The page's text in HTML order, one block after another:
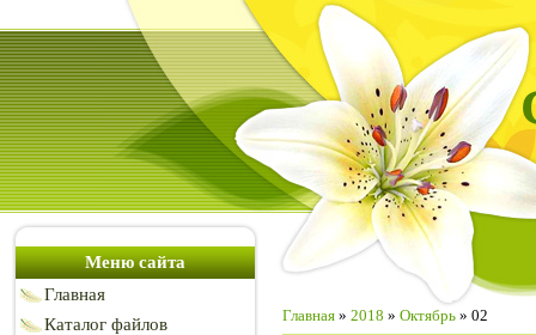
Меню сайта
Главная
Каталог файлов
Главная » 2018 » Октябрь » 02